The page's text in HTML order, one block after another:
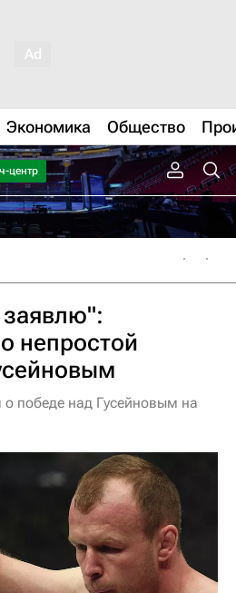
Экономика Общество
центр
непростой
победе над Гусейновым на